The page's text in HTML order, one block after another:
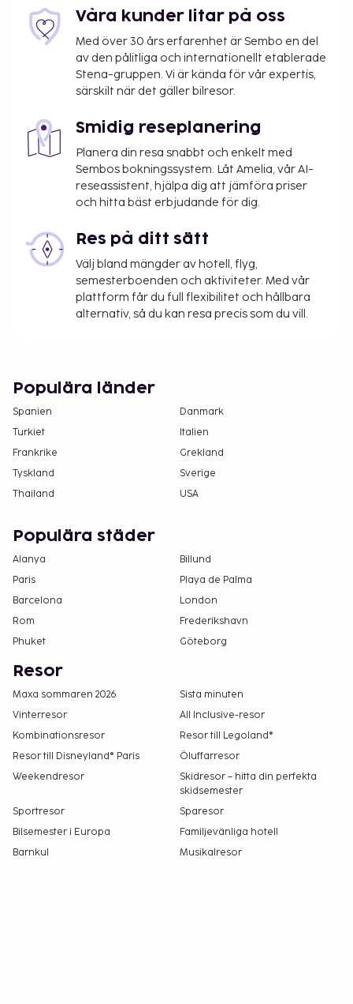
dagligen.
Spjälsäng (babysäng): DKK 100.0 per dag
Avgift för extrasäng: DKK 200.0 per dag
Det är möjligt att listan ovan inte är fullständig,
samt att avgifter och depositioner inte inkluderar
Kontantfria betalningsmetoder är tillgängliga
för alla transaktioner och gäster får tillgång till
rummen med mobilnyckel.
Kontaktfri incheckning och kontaktfri
Våra kunder litar på oss
Med över 30 års erfarenhet är Sembo en del
av den pålitliga och internationellt etablerade
Stena-gruppen. Vi är kända för vår expertis,
särskilt när det gäller bilresor.
Smidig reseplanering
Planera din resa snabbt och enkelt med
Sembos bokningssystem. Låt Amelia, vår AI-
reseassistent, hjälpa dig att jämföra priser
och hitta bäst erbjudande för dig.
Res på ditt sätt
Välj bland mängder av hotell, flyg,
semesterboenden och aktiviteter. Med vår
plattform får du full flexibilitet och hållbara
alternativ, så du kan resa precis som du vill.
Populära länder
Spanien
Danmark
Turkiet
Italien
Frankrike
Grekland
Tyskland
Sverige
Thailand
USA
Populära städer
Alanya
Billund
Paris
Playa de Palma
Barcelona
London
Rom
Frederikshavn
Phuket
Göteborg
Resor
Maxa sommaren 2026
Sista minuten
Vinterresor
All Inclusive-resor
Kombinationsresor
Resor till Legoland®
Resor till Disneyland® Paris
Öluffarresor
Weekendresor
Skidresor – hitta din perfekta
skidsemester
Sportresor
Sparesor
Bilsemester i Europa
Familjevänliga hotell
Barnkul
Musikalresor